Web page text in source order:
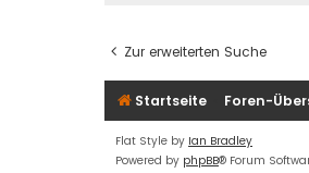
Zur erweiterten Suche
Startseite Foren-
Flat Style by Ian Bradley
Powered by phpBB® Forum